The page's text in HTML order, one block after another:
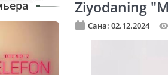
Ziyodaning
Сана: 02.12.2024